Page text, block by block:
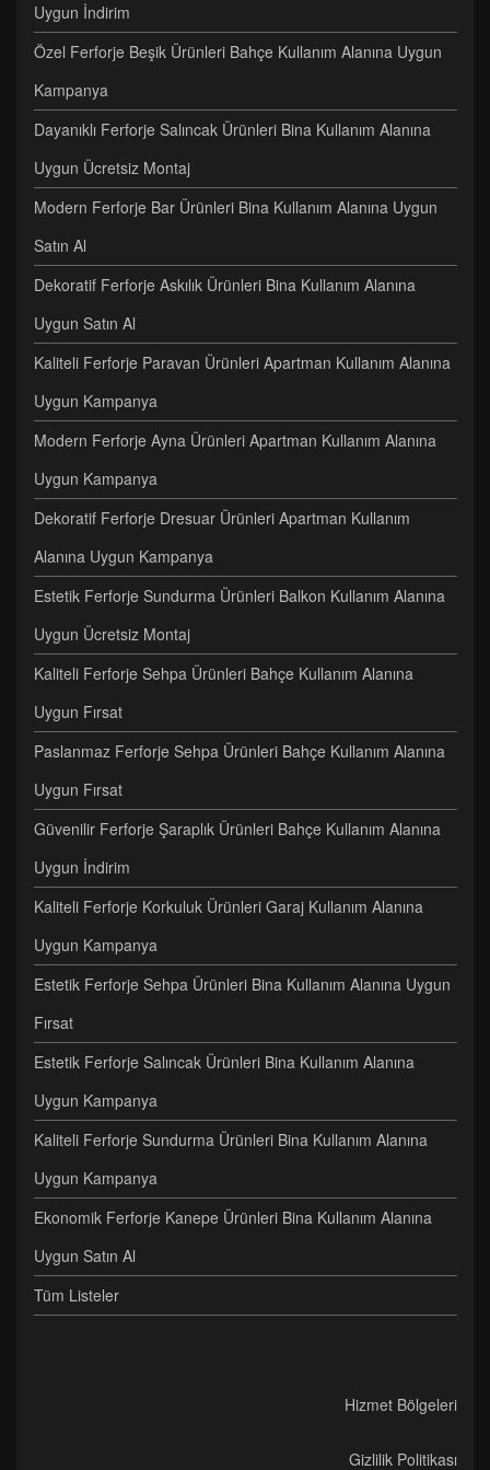
Uygun İndirim
Özel Ferforje Beşik Ürünleri Bahçe Kullanım Alanına Uygun
Kampanya
Dayanıklı Ferforje Salıncak Ürünleri Bina Kullanım Alanına
Uygun Ücretsiz Montaj
Modern Ferforje Bar Ürünleri Bina Kullanım Alanına Uygun
Satın Al
Dekoratif Ferforje Askılık Ürünleri Bina Kullanım Alanına
Uygun Satın Al
Kaliteli Ferforje Paravan Ürünleri Apartman Kullanım Alanına
Uygun Kampanya
Modern Ferforje Ayna Ürünleri Apartman Kullanım Alanına
Uygun Kampanya
Dekoratif Ferforje Dresuar Ürünleri Apartman Kullanım
Alanına Uygun Kampanya
Estetik Ferforje Sundurma Ürünleri Balkon Kullanım Alanına
Uygun Ücretsiz Montaj
Kaliteli Ferforje Sehpa Ürünleri Bahçe Kullanım Alanına
Uygun Fırsat
Paslanmaz Ferforje Sehpa Ürünleri Bahçe Kullanım Alanına
Uygun Fırsat
Güvenilir Ferforje Şaraplık Ürünleri Bahçe Kullanım Alanına
Uygun İndirim
Kaliteli Ferforje Korkuluk Ürünleri Garaj Kullanım Alanına
Uygun Kampanya
Estetik Ferforje Sehpa Ürünleri Bina Kullanım Alanına Uygun
Fırsat
Estetik Ferforje Salıncak Ürünleri Bina Kullanım Alanına
Uygun Kampanya
Kaliteli Ferforje Sundurma Ürünleri Bina Kullanım Alanına
Uygun Kampanya
Ekonomik Ferforje Kanepe Ürünleri Bina Kullanım Alanına
Uygun Satın Al
Tüm Listeler
Hizmet Bölgeleri
Gizlilik Politikası